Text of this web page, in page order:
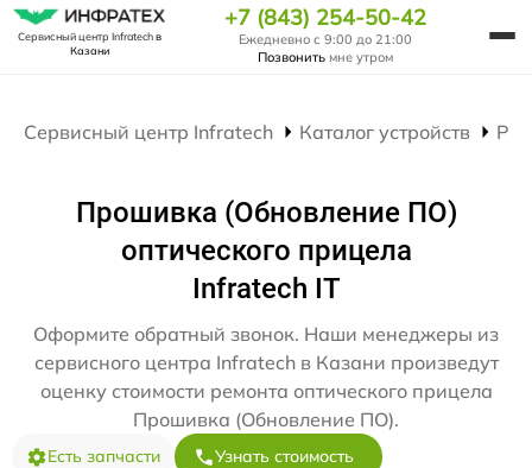
Сервисный центр Infratechв
Казани
+7 (843) 254-50-42
Ежедневно с 9:00 до 21:00
Позвонить мне утром
Сервисный центр Infratech Каталог устройств
Прошивка (Обновление ПО)
оптического прицела
Infratech IT
Оформите обратный звонок. Наши менеджеры из
сервисного центра Infratech в Казани произведут
оценку стоимости ремонта оптического прицела
Прошивка (Обновление ПО).
Есть запчасти Узнать стоимость